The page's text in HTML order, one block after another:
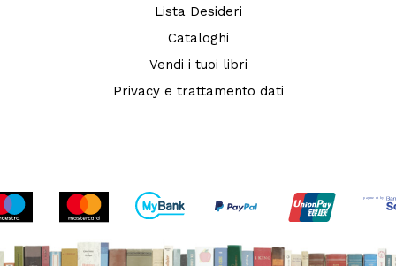
Lista Desideri
Cataloghi
Vendi i tuoi libri
Privacy e trattamento dati